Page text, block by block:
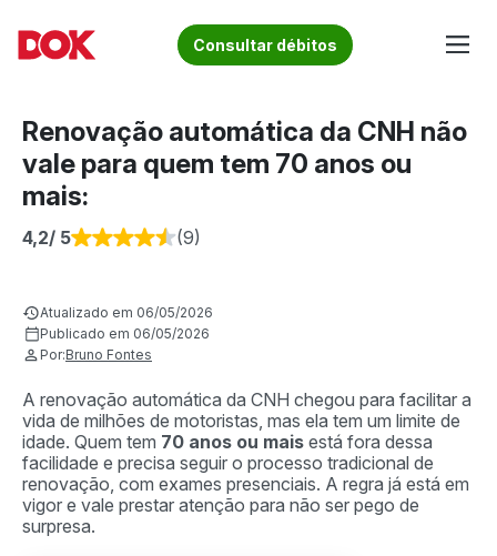
content
Acesse o Blog e conheça todos os nossos artigos | DOK
Fique por dentro de artigos sobre o trânsito brasileiro!
Conheça informações sobre licenciamento, ipva, multas e
Consultar débitos
Renovação automática da CNH não
vale para quem tem 70 anos ou
mais:
4,2/ 5 (9)
Atualizado em 06/05/2026
Publicado em 06/05/2026
Por:Bruno Fontes
A renovação automática da CNH chegou para facilitar a
vida de milhões de motoristas, mas ela tem um limite de
idade. Quem tem 70 anos ou mais está fora dessa
facilidade e precisa seguir o processo tradicional de
renovação, com exames presenciais. A regra já está em
vigor e vale prestar atenção para não ser pego de
surpresa.